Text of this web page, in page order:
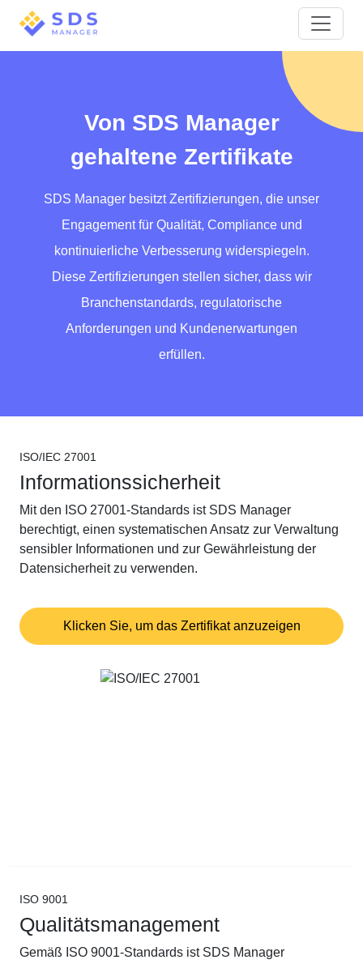
Von SDS Manager
gehaltene Zertifikate
SDS Manager besitzt Zertifizierungen, die unser
Engagement für Qualität, Compliance und
kontinuierliche Verbesserung widerspiegeln.
Diese Zertifizierungen stellen sicher, dass wir
Branchenstandards, regulatorische
Anforderungen und Kundenerwartungen
erfüllen.
ISO/IEC 27001
Informationssicherheit
Mit den ISO 27001-Standards ist SDS Manager
berechtigt, einen systematischen Ansatz zur Verwaltung
sensibler Informationen und zur Gewährleistung der
Datensicherheit zu verwenden.
Klicken Sie, um das Zertifikat anzuzeigen
ISO 9001
Qualitätsmanagement
Gemäß ISO 9001-Standards ist SDS Manager